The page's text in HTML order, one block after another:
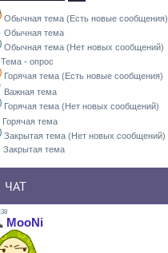
Обычная тема (Есть новые сообщения)
Обычная тема
Обычная тема (Нет новых сообщений)
Тема - опрос
Горячая тема (Есть новые сообщения)
Важная тема
Горячая тема (Нет новых сообщений)
Горячая тема
Закрытая тема (Нет новых сообщений)
Закрытая тема
ЧАТ